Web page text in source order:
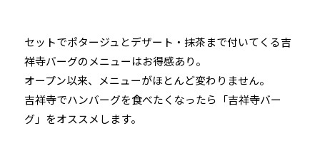
セットでポタージュとデザート・抹茶まで付いてくる吉
祥寺バーグのメニューはお得感あり。
オープン以来、メニューがほとんど変わりません。
吉祥寺でハンバーグを食べたくなったら「吉祥寺バー
グ」をオススメします。